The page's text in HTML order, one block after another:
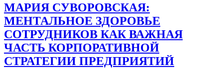
МАРИЯ СУВОРОВСКАЯ:
МЕНТАЛЬНОЕ ЗДОРОВЬЕ
СОТРУДНИКОВ КАК ВАЖНАЯ
ЧАСТЬ КОРПОРАТИВНОЙ
СТРАТЕГИИ ПРЕДПРИЯТИЙ